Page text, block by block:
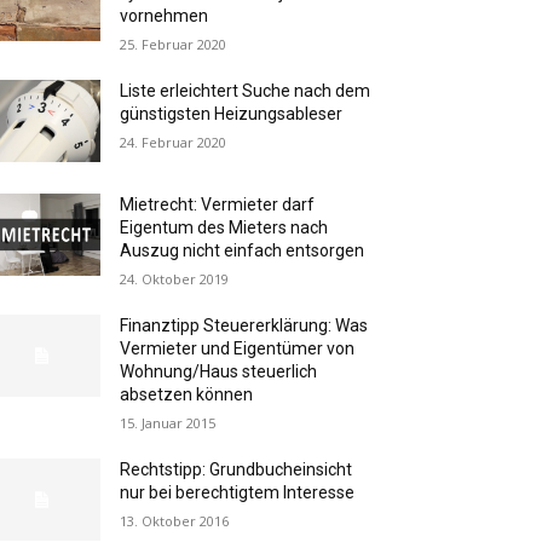
vornehmen
25. Februar 2020
Liste erleichtert Suche nach dem
günstigsten Heizungsableser
24. Februar 2020
Mietrecht: Vermieter darf
Eigentum des Mieters nach
Auszug nicht einfach entsorgen
24. Oktober 2019
Finanztipp Steuererklärung: Was
Vermieter und Eigentümer von
Wohnung/Haus steuerlich
absetzen können
15. Januar 2015
Rechtstipp: Grundbucheinsicht
nur bei berechtigtem Interesse
13. Oktober 2016